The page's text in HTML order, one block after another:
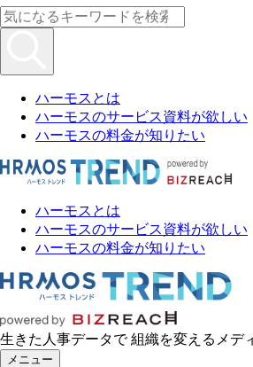
ハーモスとは
ハーモスのサービス資料が欲しい
ハーモスの料金が知りたい
ハーモスとは
ハーモスのサービス資料が欲しい
ハーモスの料金が知りたい
生きた人事データで 組織を変えるメデ
メニュー